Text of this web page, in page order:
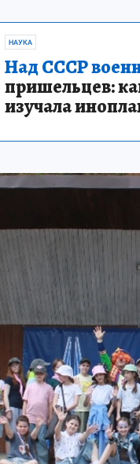
НАУКА
Над СССР
пришельцев:
изучала